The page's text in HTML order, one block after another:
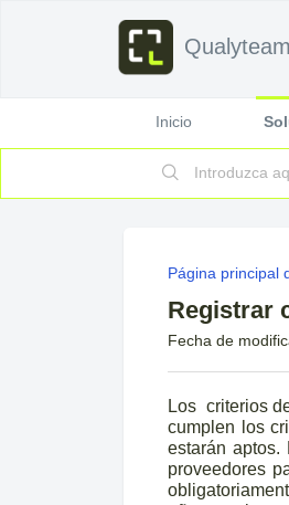
Qualyteam
Inicio
Página principal
Registrar
Fecha de
Los criterios
cumplen los
estarán
proveedores